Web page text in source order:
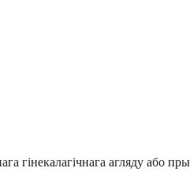
гінекалагічнага агляду або пры